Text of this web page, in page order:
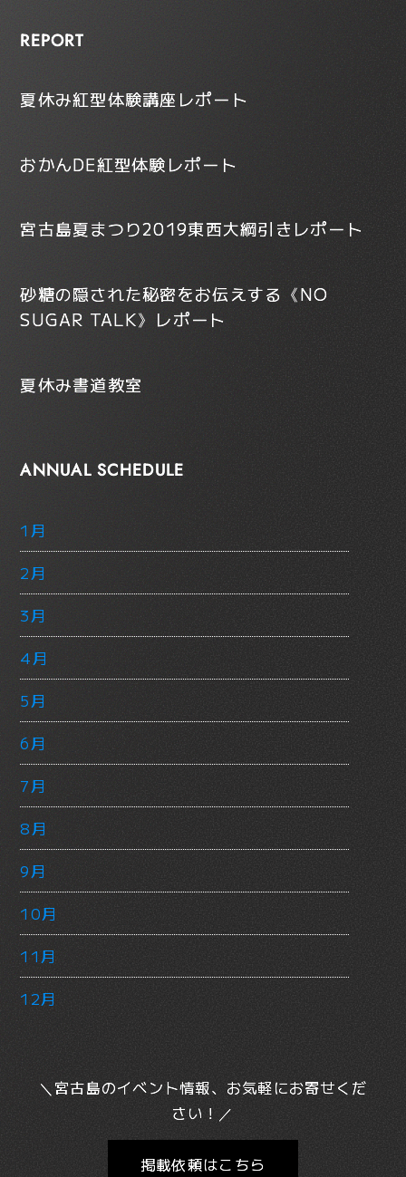
REPORT
夏休み紅型体験講座レポート
おかんDE紅型体験レポート
宮古島夏まつり2019東西大綱引きレポート
砂糖の隠された秘密をお伝えする《NO
SUGAR TALK》レポート
夏休み書道教室
ANNUAL SCHEDULE
1月
2月
3月
4月
5月
6月
7月
8月
9月
10月
11月
12月
＼宮古島のイベント情報、お気軽にお寄せくだ
さい！／
掲載依頼はこちら